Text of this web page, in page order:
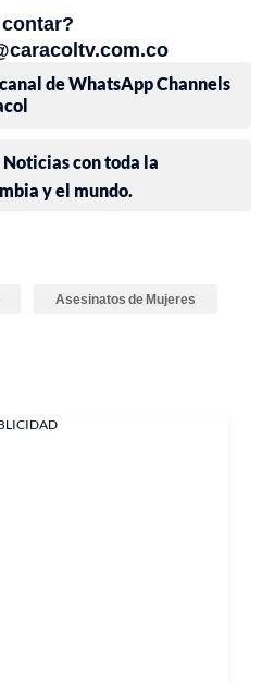
de WhatsApp Channels
con toda la
y el mundo.
Asesinatos de Mujeres